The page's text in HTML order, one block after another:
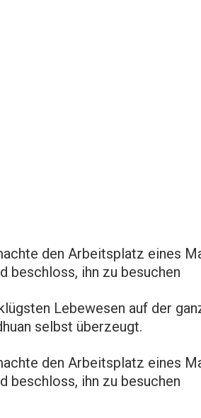
den Arbeitsplatz eines
beschloss, ihn zu besuchen
Lebewesen auf der
selbst überzeugt.
den Arbeitsplatz eines
beschloss, ihn zu besuchen